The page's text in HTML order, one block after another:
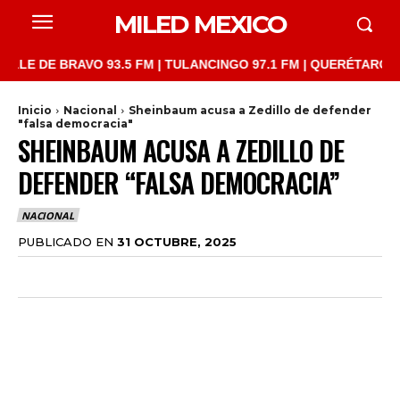
MILED MEXICO
BRAVO 93.5 FM | TULANCINGO 97.1 FM | QUERÉTARO
Inicio Nacional
Sheinbaum acusa a Zedillo de defender
"falsa democracia"
SHEINBAUM ACUSA A ZEDILLO DE
DEFENDER “FALSA DEMOCRACIA”
NACIONAL
PUBLICADO EN 31 OCTUBRE, 2025